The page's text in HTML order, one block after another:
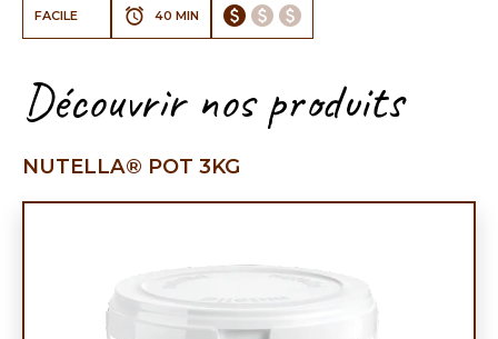
Découvrir nos produits
NUTELLA® POT 3KG
FACILE 40 MIN